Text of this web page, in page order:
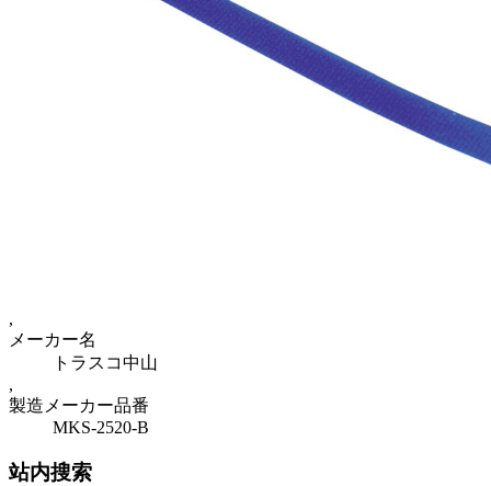
,
メーカー名
トラスコ中山
,
製造メーカー品番
MKS-2520-B
站内搜索